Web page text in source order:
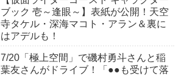
ブック 壱～逢眼～】表紙が公開！天空
寺タケル・深海マコト・アラン＆裏に
はアデルも！
7/20「極上空間」で磯村勇斗さんと稲
葉友さんがドライブ！「●●も受けて落